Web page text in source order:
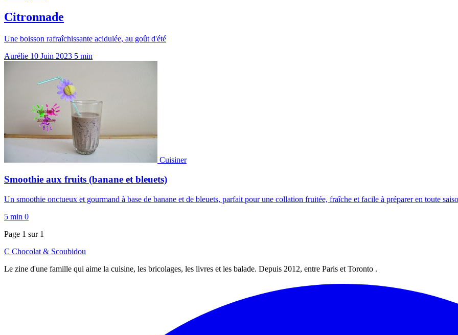
Citronnade
Une boisson rafraîchissante acidulée, au goût d'été
Aurélie 10 Juin 2023 5 min
Cuisiner
Smoothie aux fruits (banane et bleuets)
Un smoothie onctueux et gourmand à base de banane et de bleuets, parfait pour une collation fruitée, fraîche et facile à préparer en toute
5 min 0
Page 1 sur 1
C Chocolat & Scoubidou
Le zine d'une famille qui aime la cuisine, les bricolages, les livres et les balade. Depuis 2012, entre Paris et Toronto .